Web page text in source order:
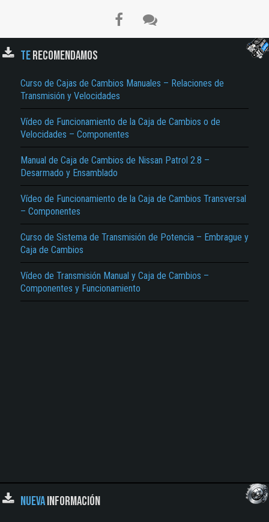
TERECOMENDAMOS
Curso de Cajas de Cambios Manuales – Relaciones de
Transmisión y Velocidades
Vídeo de Funcionamiento de la Caja de Cambios o de
Velocidades – Componentes
Manual de Caja de Cambios de Nissan Patrol 2.8 –
Desarmado y Ensamblado
Vídeo de Funcionamiento de la Caja de Cambios Transversal
– Componentes
Curso de Sistema de Transmisión de Potencia – Embrague y
Caja de Cambios
Vídeo de Transmisión Manual y Caja de Cambios –
Componentes y Funcionamiento
NUEVAINFORMACIÓN
El Título es incorrecto según el contenido.
Texto o Imagen de portada son erróneos.
No carga o no se visualiza el contenido.
Reportar otro tipo de error...